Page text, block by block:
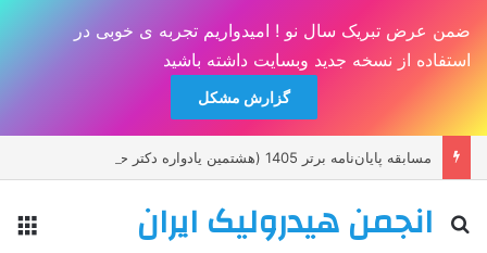
ضمن عرض تبریک سال نو ! امیدواریم تجربه ی خوبی در
استفاده از نسخه جدید وبسایت داشته باشید
گزارش مشکل
مسابقه پايان‌نامه برتر 1405 (هشتمين يادواره دکتر حسين صدقی)
انجمن هیدرولیک ایران
جستجو برای